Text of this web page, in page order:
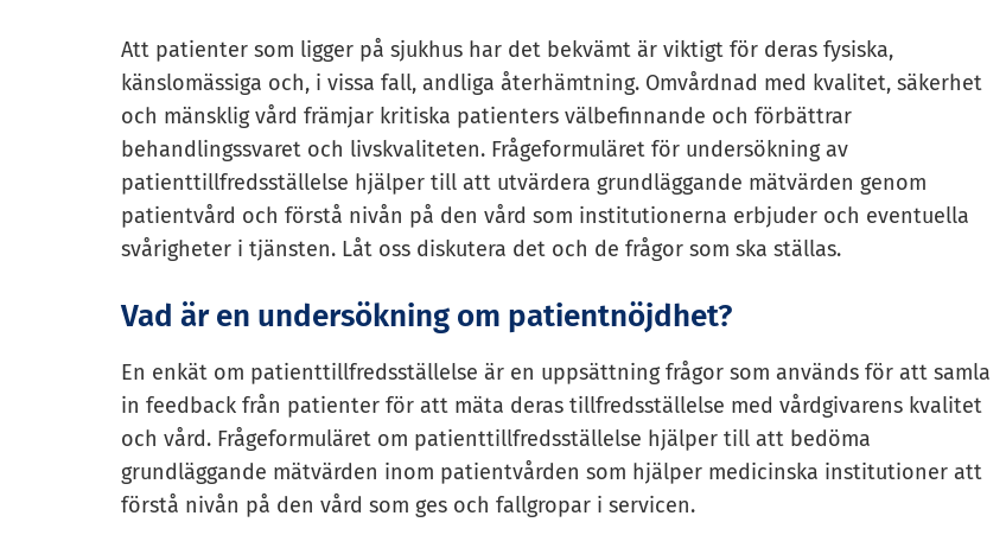
Att patienter som ligger på sjukhus har det bekvämt är viktigt för deras fysiska,
känslomässiga och, i vissa fall, andliga återhämtning. Omvårdnad med kvalitet, säkerhet
och mänsklig vård främjar kritiska patienters välbefinnande och förbättrar
behandlingssvaret och livskvaliteten. Frågeformuläret för undersökning av
patienttillfredsställelse hjälper till att utvärdera grundläggande mätvärden genom
patientvård och förstå nivån på den vård som institutionerna erbjuder och eventuella
svårigheter i tjänsten. Låt oss diskutera det och de frågor som ska ställas.
Vad är en undersökning om patientnöjdhet?
En enkät om patienttillfredsställelse är en uppsättning frågor som används för att samla
in feedback från patienter för att mäta deras tillfredsställelse med vårdgivarens kvalitet
och vård. Frågeformuläret om patienttillfredsställelse hjälper till att bedöma
grundläggande mätvärden inom patientvården som hjälper medicinska institutioner att
förstå nivån på den vård som ges och fallgropar i servicen.